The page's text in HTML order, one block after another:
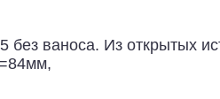
без ваноса. Из открытых